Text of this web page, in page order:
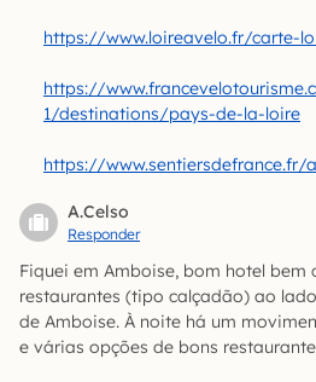
https://www.loireavelo.fr/carte-
https://
1/destinations/pays-de-la-loire
https://www.sentiersdefrance.fr/
A.Celso
Responder
Fiquei em Amboise, bom hotel bem
restaurantes (tipo calçadão) ao
de Amboise. À noite há um
e várias opções de bons